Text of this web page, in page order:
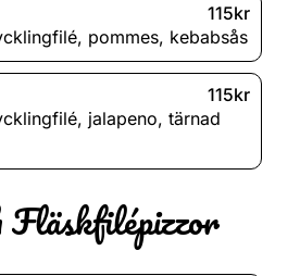
115kr
, pommes, kebabsås
115kr
, jalapeno, tärnad
Fläskfilépizzor